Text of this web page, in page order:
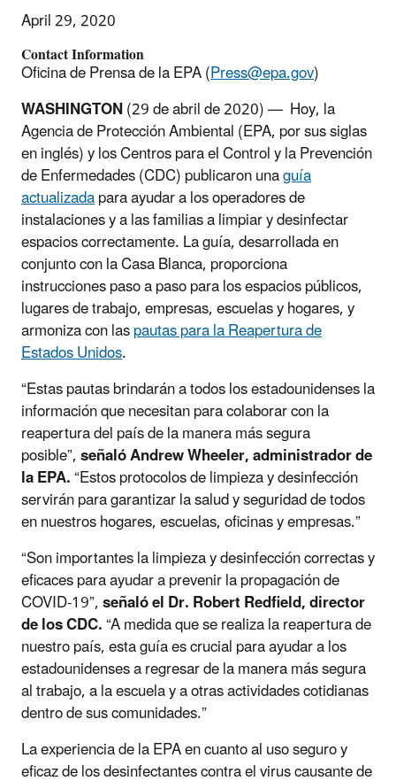
April 29, 2020
Contact Information
Oficina de Prensa de la EPA (Press@epa.gov)
WASHINGTON(29 de abril de 2020) — Hoy, la
Agencia de Protección Ambiental (EPA, por sus siglas
en inglés) y los Centros para el Control y la Prevención
de Enfermedades (CDC) publicaron unaguía
actualizadapara ayudar a los operadores de
instalaciones y a las familias a limpiar y desinfectar
espacios correctamente. La guía, desarrollada en
conjunto con la Casa Blanca, proporciona
instrucciones paso a paso para los espacios públicos,
lugares de trabajo, empresas, escuelas y hogares, y
armoniza con laspautas para la Reapertura de
Estados Unidos.
“Estas pautas brindarán a todos los estadounidenses la
información que necesitan para colaborar con la
reapertura del país de la manera más segura
posible”,señaló Andrew Wheeler, administrador de
la EPA.“Estos protocolos de limpieza y desinfección
servirán para garantizar la salud y seguridad de todos
en nuestros hogares, escuelas, oficinas y empresas.”
“Son importantes la limpieza y desinfección correctas y
eficaces para ayudar a prevenir la propagación de
COVID-19”,señaló el Dr. Robert Redfield, director
de los CDC.“A medida que se realiza la reapertura de
nuestro país, esta guía es crucial para ayudar a los
estadounidenses a regresar de la manera más segura
al trabajo, a la escuela y a otras actividades cotidianas
dentro de sus comunidades.”
La experiencia de la EPA en cuanto al uso seguro y
eficaz de los desinfectantes contra el virus causante de